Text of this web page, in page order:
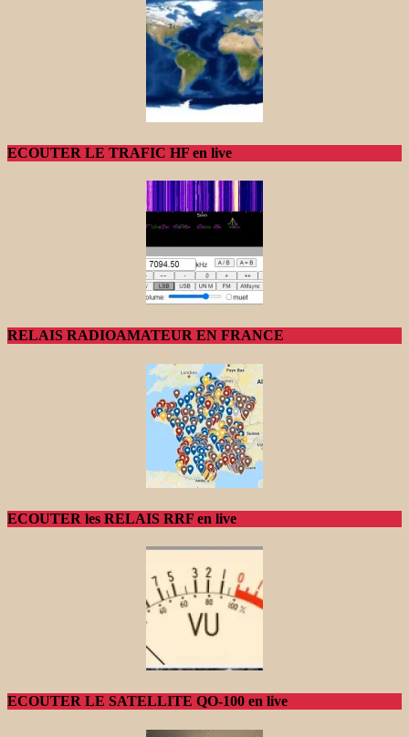
ECOUTER LE TRAFIC HF en live
RELAIS RADIOAMATEUR EN FRANCE
ECOUTER les RELAIS RRF en live
ECOUTER LE SATELLITE QO-100 en live